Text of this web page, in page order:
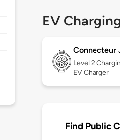
EV
Connecteur
Level 2
EV Charger
Find Public